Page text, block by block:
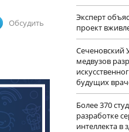
Обсудить
Эксперт
проект
Сеченовский
медвузов
будущих
Более 370
разработке
интеллекта в